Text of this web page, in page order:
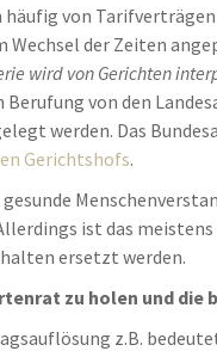
häufig von
Wechsel der Zeiten
wird von Gerichten
von den
werden. Das
Gerichtshofs.
ist das
ersetzt werden.
zu holen und
z.B.